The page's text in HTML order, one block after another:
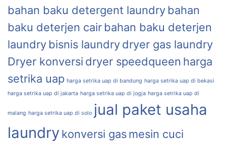
bahan baku detergent laundry bahan
baku deterjen cair bahan baku deterjen
laundry bisnis laundrydryer gas laundry
Dryer konversi dryer speedqueen harga
setrika uap harga setrika uap di bandung harga setrika uap di bekasi
harga setrika uap di jakarta harga setrika uap di jogja harga setrika uap di
malang harga setrika uap di solo jual paket usaha
laundrykonversi gasmesin cuci